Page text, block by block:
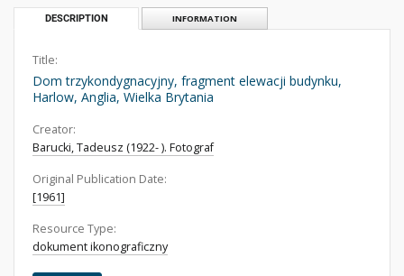
DESCRIPTION INFORMATION
Title:
Dom trzykondygnacyjny, fragment elewacji budynku,
Harlow, Anglia, Wielka Brytania
Creator:
Barucki, Tadeusz (1922- ). Fotograf
Original Publication Date:
[1961]
Resource Type:
dokument ikonograficzny